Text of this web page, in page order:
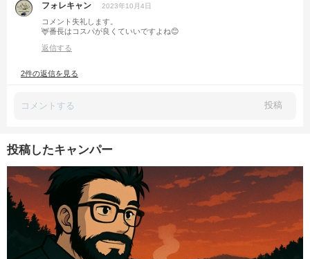
フォレキャン 2023年10月4日
コメント失礼します。
🦌番長はコスパが良くていいですよね😊
返信する
2件の返信を見る
投稿
投稿したキャンパー